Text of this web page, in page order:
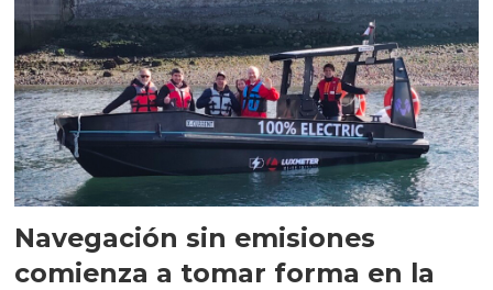
Navegación sin emisiones
comienza a tomar forma en la